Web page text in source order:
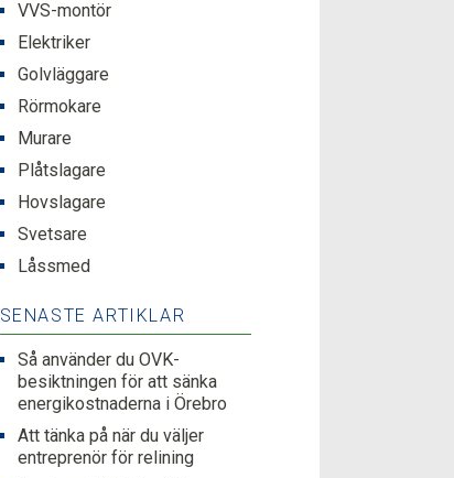
VVS-montör
Elektriker
Golvläggare
Rörmokare
Murare
Plåtslagare
Hovslagare
Svetsare
Låssmed
SENASTE ARTIKLAR
Så använder du OVK-
besiktningen för att sänka
energikostnaderna i Örebro
Att tänka på när du väljer
entreprenör för relining